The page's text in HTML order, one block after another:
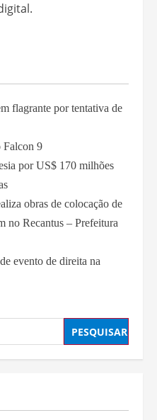
flagrante por tentativa de
Falcon 9
por US$ 170 milhões
obras de colocação de
no Recantus – Prefeitura
evento de direita na